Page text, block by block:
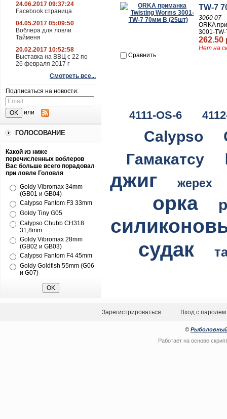
24.06.2017 09:37:24
Facebook страница
04.05.2017 05:09:50
Воблера для ловли
Тайменя
20.02.2017 10:52:58
Выставка на ВВЦ с 22 по
26 февраля 2017 г
Смотреть все...
Подписаться на новости:
или
ГОЛОСОВАНИЕ
Какой из ниже
перечисленных воблеров
Вас больше всего порадовал
при ловле Головля
Goldy Vibromax 34mm
(GB01 и GB04)
Calypso Fantom F3 33mm
Goldy Tiny G05
Calypso Chubb CH318
31,8mm
Goldy Vibromax 28mm
(GB02 и GB03)
Calypso Fantom F4 45mm
Goldy Goldfish 55mm (G06
и G07)
TW-7
3060 07
ORKA
3001-
262.50
Нет на
Сравнить
4111-OS-6
Calypso
Гамакатсу
джиг
жерех
орка
судак
Зарегистрироваться Вход с паролем
© Рыболовный
Работает на основе